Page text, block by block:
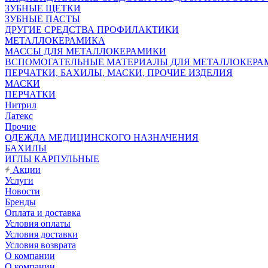
ЗУБНЫЕ ЩЕТКИ
ЗУБНЫЕ ПАСТЫ
ДРУГИЕ СРЕДСТВА ПРОФИЛАКТИКИ
МЕТАЛЛОКЕРАМИКА
МАССЫ ДЛЯ МЕТАЛЛОКЕРАМИКИ
ВСПОМОГАТЕЛЬНЫЕ МАТЕРИАЛЫ ДЛЯ
ПЕРЧАТКИ, БАХИЛЫ, МАСКИ, ПРОЧИЕ ИЗДЕЛИЯ
МАСКИ
ПЕРЧАТКИ
Нитрил
Латекс
Прочие
ОДЕЖДА МЕДИЦИНСКОГО НАЗНАЧЕНИЯ
БАХИЛЫ
ИГЛЫ КАРПУЛЬНЫЕ
Акции
Услуги
Новости
Бренды
Оплата и доставка
Условия оплаты
Условия доставки
Условия возврата
О компании